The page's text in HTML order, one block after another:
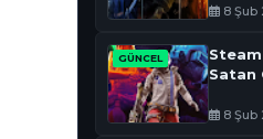
8 Şub
GÜNCEL
Satan
8 Şub